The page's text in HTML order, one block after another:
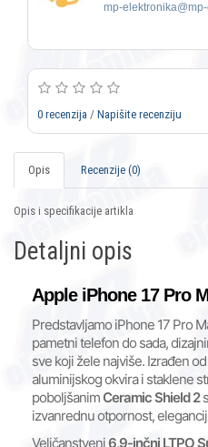
mp-
0 recenzija / Napišite recenziju
Opis Recenzije (0)
Opis i specifikacije artikla
Detaljni opis
Apple iPhone 17 Pro
Predstavljamo iPhone 17 Pro
pametni telefon do sada,
sve koji žele najviše. Izrađen
aluminijskog okvira i staklene
poboljšanimCeramic Shield 2
izvanrednu otpornost,
Veličanstveni6,9-inčni LTPO